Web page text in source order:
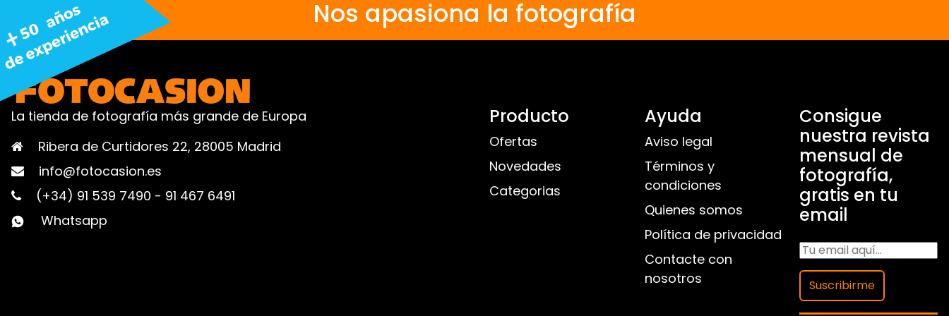
Nos apasiona la fotografía
La tienda de fotografía más grande de Europa
Ribera de Curtidores 22, 28005 Madrid
info@fotocasion.es
(+34) 91 539 7490 - 91 467 6491
Whatsapp
Producto
Ofertas
Novedades
Categorias
Ayuda
Aviso legal
Términos y
condiciones
Quienes somos
Política de privacidad
Contacte con
nosotros
Consigue
nuestra revista
mensual de
fotografía,
gratis en tu
email
Suscribirme